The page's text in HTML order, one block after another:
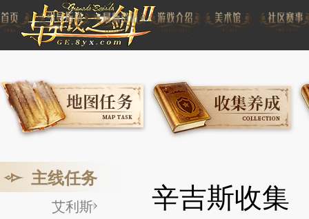
主线任务
艾利斯
辛吉斯收集